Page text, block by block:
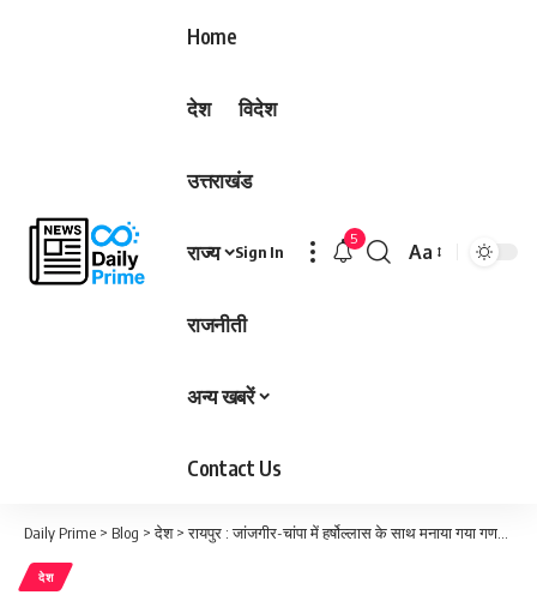
Home
देश विदेश
उत्तराखंड
राज्य
राजनीती
अन्य खबरें
Contact Us
Sign In
5
Font
Aa
Daily Prime > Blog >देश>रायपुर : जांजगीर-चांपा में हर्षोल्लास के साथ मनाया गया गणतंत्र दिवस…
देश